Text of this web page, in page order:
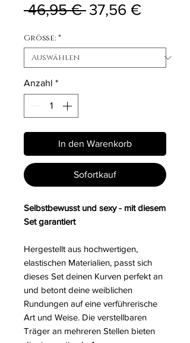
46,95 € Standardpreis
37,56 €Sale-
Größe: *
Anzahl *
In den Warenkorb
Sofortkauf
Selbstbewusst und sexy - mit diesem
Set garantiert
Hergestellt aus hochwertigen,
elastischen Materialien, passt sich
dieses Set deinen Kurven perfekt an
und betont deine weiblichen
Rundungen auf eine verführerische
Art und Weise. Die verstellbaren
Träger an mehreren Stellen bieten